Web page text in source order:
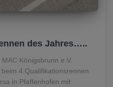
des Jahres…..
Königsbrunn e.V.
4.Qualifikationsrennen
in Pfaffenhofen mit